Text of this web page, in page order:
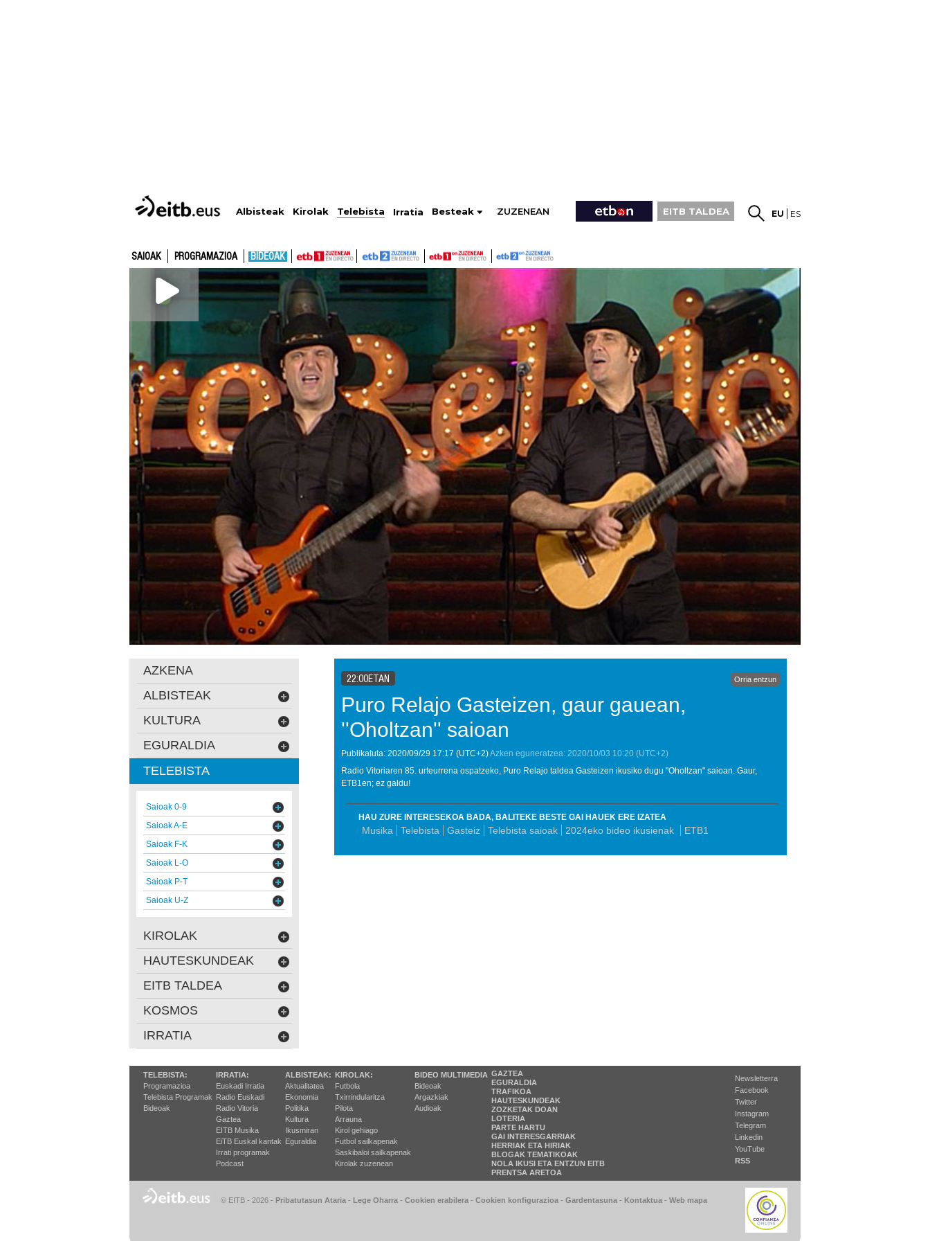
Albisteak Kirolak Telebista Irratia Besteak ZUZENEAN EITB TALDEA EU ES
SAIOAK PROGRAMAZIOA BIDEOAK
22:00ETAN Orria entzun
Puro Relajo Gasteizen, gaur gauean,
''Oholtzan'' saioan
Publikatuta: 2020/09/29 17:17 (UTC+2)Azken eguneratzea: 2020/10/03 10:20 (UTC+2)
Radio Vitoriaren 85. urteurrena ospatzeko, Puro Relajo taldea Gasteizen ikusiko dugu "Oholtzan" saioan. Gaur,
ETB1en; ez galdu!
HAU ZURE INTERESEKOA BADA, BALITEKE BESTE GAI HAUEK ERE IZATEA
Musika Telebista Gasteiz Telebista saioak 2024eko bideo ikusienak ETB1
AZKENA
ALBISTEAK
KULTURA
EGURALDIA
TELEBISTA
Saioak 0-9
Saioak A-E
Saioak F-K
Saioak L-O
Saioak P-T
Saioak U-Z
KIROLAK
HAUTESKUNDEAK
EITB TALDEA
KOSMOS
IRRATIA
TELEBISTA:
Programazioa
Telebista Programak
Bideoak
IRRATIA:
Euskadi Irratia
Radio Euskadi
Radio Vitoria
Gaztea
EITB Musika
EiTB Euskal kantak
Irrati programak
Podcast
ALBISTEAK:
Aktualitatea
Ekonomia
Politika
Kultura
Ikusmiran
Eguraldia
KIROLAK:
Futbola
Txirrindularitza
Pilota
Arrauna
Kirol gehiago
Futbol sailkapenak
Saskibaloi sailkapenak
Kirolak zuzenean
BIDEO MULTIMEDIA
Bideoak
Argazkiak
Audioak
GAZTEA
EGURALDIA
TRAFIKOA
HAUTESKUNDEAK
ZOZKETAK DOAN
LOTERIA
PARTE HARTU
GAI INTERESGARRIAK
HERRIAK ETA HIRIAK
BLOGAK TEMATIKOAK
NOLA IKUSI ETA ENTZUN EITB
PRENTSA ARETOA
Newsletterra
Facebook
Twitter
Instagram
Telegram
Linkedin
YouTube
RSS
© EITB - 2026 - Pribatutasun Ataria - Lege Oharra - Cookien erabilera - Cookien konfigurazioa - Gardentasuna - Kontaktua - Web mapa